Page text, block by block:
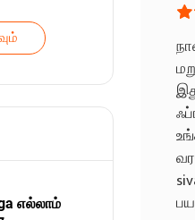
எல்லாம்